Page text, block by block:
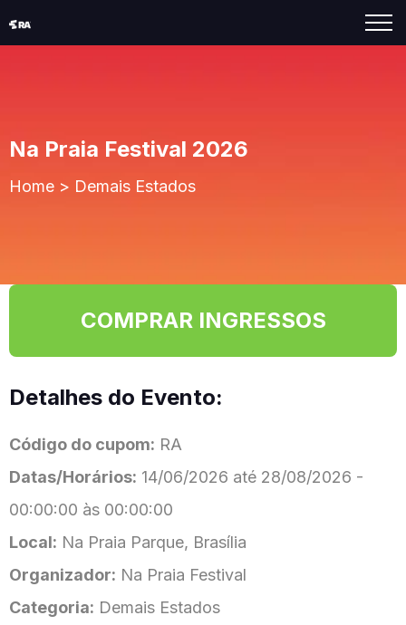
Na Praia Festival 2026
Home > Demais Estados
COMPRAR INGRESSOS
Detalhes do Evento:
Código do cupom: RA
Datas/Horários: 14/06/2026 até 28/08/2026 -
00:00:00 às 00:00:00
Local: Na Praia Parque, Brasília
Organizador: Na Praia Festival
Categoria: Demais Estados